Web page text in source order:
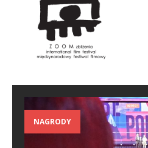
NAGRODY